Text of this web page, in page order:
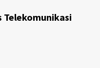
Telekomunikasi